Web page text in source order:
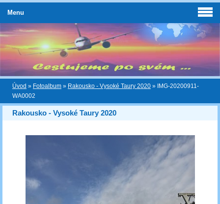
Úvod » Fotoalbum » Rakousko - Vysoké Taury 2020 »
IMG-20200911-
WA0002
Rakousko - Vysoké Taury 2020
Menu